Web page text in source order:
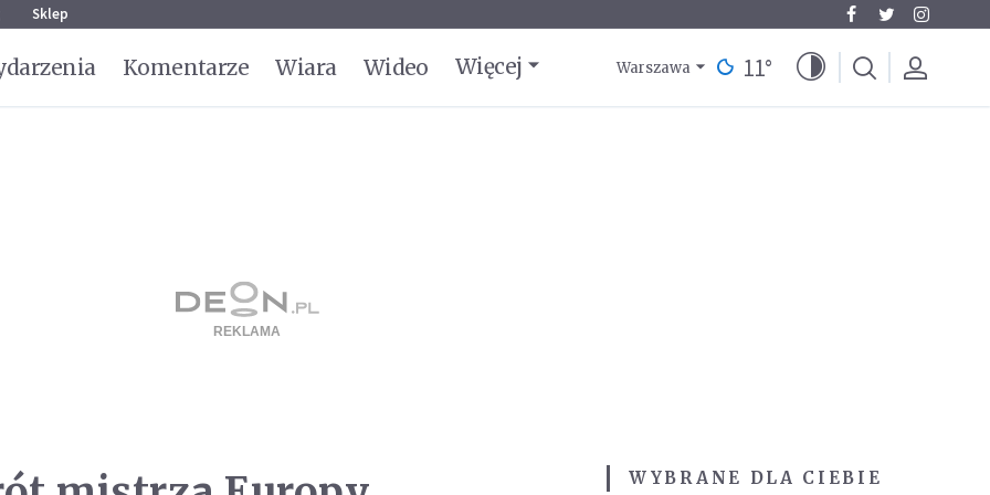
Sklep
Komentarze Wiara Wideo Więcej Warszawa 11°
WYBRANE DLA CIEBIE